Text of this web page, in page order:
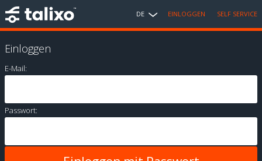
DE EINLOGGEN SELF SERVICE
Einloggen
E-Mail:
Passwort: